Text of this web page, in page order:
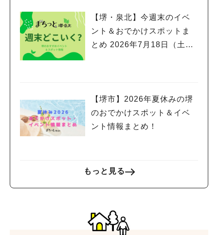
【堺・泉北】今週末のイベ
ント＆おでかけスポットま
とめ 2026年7月18日（土）
【堺市】2026年夏休みの堺
のおでかけスポット＆イベ
ント情報まとめ！
もっと見る